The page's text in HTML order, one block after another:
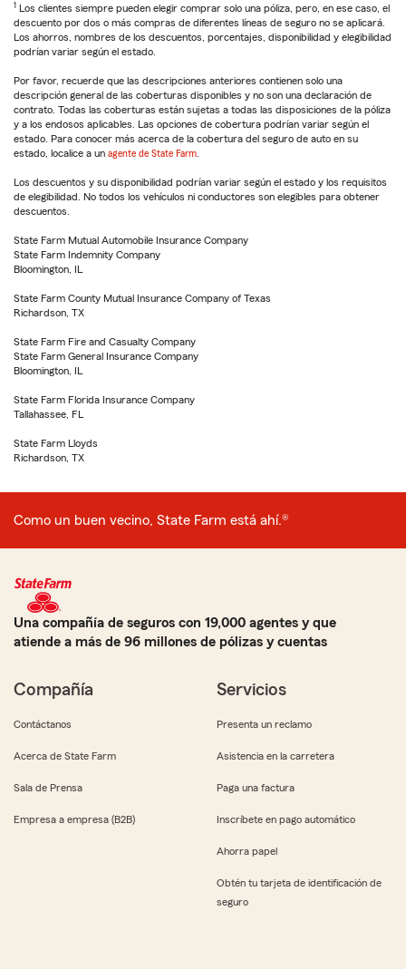
1 Los clientes siempre pueden elegir comprar solo una póliza, pero, en ese caso, el
descuento por dos o más compras de diferentes líneas de seguro no se aplicará.
Los ahorros, nombres de los descuentos, porcentajes, disponibilidad y elegibilidad
podrían variar según el estado.
Por favor, recuerde que las descripciones anteriores contienen solo una
descripción general de las coberturas disponibles y no son una declaración de
contrato. Todas las coberturas están sujetas a todas las disposiciones de la póliza
y a los endosos aplicables. Las opciones de cobertura podrían variar según el
estado. Para conocer más acerca de la cobertura del seguro de auto en su
estado, localice a un agente de State Farm
Los descuentos y su disponibilidad podrían variar según el estado y los requisitos
de elegibilidad. No todos los vehículos ni conductores son elegibles para obtener
descuentos.
State Farm Mutual Automobile Insurance Company
State Farm Indemnity Company
Bloomington, IL
State Farm County Mutual Insurance Company of Texas
Richardson, TX
State Farm Fire and Casualty Company
State Farm General Insurance Company
Bloomington, IL
State Farm Florida Insurance Company
Tallahassee, FL
State Farm Lloyds
Richardson, TX
Como un buen vecino, State Farm está ahí.®
Una compañía de seguros con 19,000 agentes y que
atiende a más de 96 millones de pólizas y cuentas
Compañía
Contáctanos
Acerca de State Farm
Sala de Prensa
Empresa a empresa (B2B)
Servicios
Presenta un reclamo
Asistencia en la carretera
Paga una factura
Inscríbete en pago automático
Ahorra papel
Obtén tu tarjeta de identificación de
seguro